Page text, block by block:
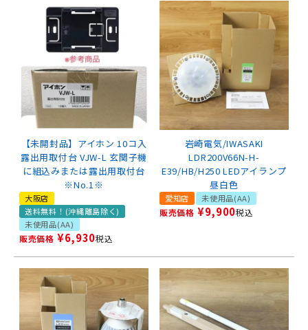
【未開封品】アイホン 10コ入
露出用取付台 VJW-L 玄関子機
に組込みまたは露出用取付台
※No.1※
大阪店
送料無料！(沖縄離島除く)
未使用品(AA)
販売価格 ¥6,930税込
岩崎電気/IWASAKI
LDR200V66N-H-
E39/HB/H250 LEDアイランプ
昼白色
愛知店 未使用品(AA)
販売価格 ¥9,900税込